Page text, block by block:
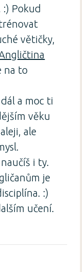
Pokud
větičky,
na to
a moc ti
věku
ale
i ty.
je
:)
učení.